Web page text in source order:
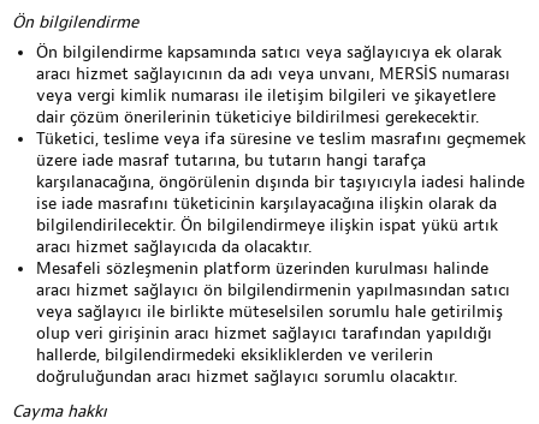
Ön bilgilendirme
Ön bilgilendirme kapsamında satıcı veya sağlayıcıya ek olarak
aracı hizmet sağlayıcının da adı veya unvanı, MERSİS numarası
veya vergi kimlik numarası ile iletişim bilgileri ve şikayetlere
dair çözüm önerilerinin tüketiciye bildirilmesi gerekecektir.
Tüketici, teslime veya ifa süresine ve teslim masrafını geçmemek
üzere iade masraf tutarına, bu tutarın hangi tarafça
karşılanacağına, öngörülenin dışında bir taşıyıcıyla iadesi halinde
ise iade masrafını tüketicinin karşılayacağına ilişkin olarak da
bilgilendirilecektir. Ön bilgilendirmeye ilişkin ispat yükü artık
aracı hizmet sağlayıcıda da olacaktır.
Mesafeli sözleşmenin platform üzerinden kurulması halinde
aracı hizmet sağlayıcı ön bilgilendirmenin yapılmasından satıcı
veya sağlayıcı ile birlikte müteselsilen sorumlu hale getirilmiş
olup veri girişinin aracı hizmet sağlayıcı tarafından yapıldığı
hallerde, bilgilendirmedeki eksikliklerden ve verilerin
doğruluğundan aracı hizmet sağlayıcı sorumlu olacaktır.
Cayma hakkı